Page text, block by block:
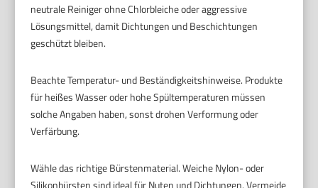
neutrale Reiniger ohne Chlorbleiche oder aggressive
Lösungsmittel, damit Dichtungen und Beschichtungen
geschützt bleiben.
Beachte Temperatur- und Beständigkeitshinweise. Produkte
für heißes Wasser oder hohe Spültemperaturen müssen
solche Angaben haben, sonst drohen Verformung oder
Verfärbung.
Wähle das richtige Bürstenmaterial. Weiche Nylon- oder
Silikonbürsten sind ideal für Nuten und Dichtungen. Vermeide